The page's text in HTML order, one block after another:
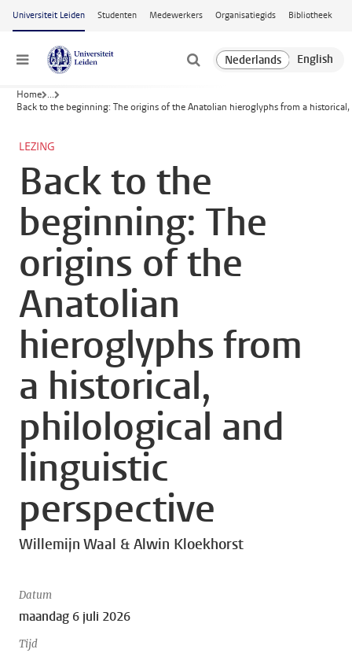
Ga naar hoofdinhoud
Universiteit Leiden Studenten Medewerkers Organisatiegids Bibliotheek
Menu
Home ...
Back to the beginning: The origins of the Anatolian hieroglyphs from a
LEZING
Back to the
beginning: The
origins of the
Anatolian
hieroglyphs from
a historical,
philological and
linguistic
perspective
Willemijn Waal & Alwin Kloekhorst
Datum
maandag 6 juli 2026
Tijd